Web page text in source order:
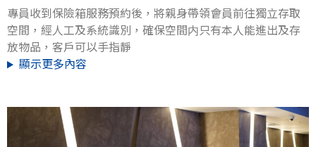
專員收到保險箱服務預約後，將親身帶領會員前往獨立存取
空間，經人工及系統識別，確保空間内只有本人能進出及存
放物品，客戶可以手指靜
顯示更多內容